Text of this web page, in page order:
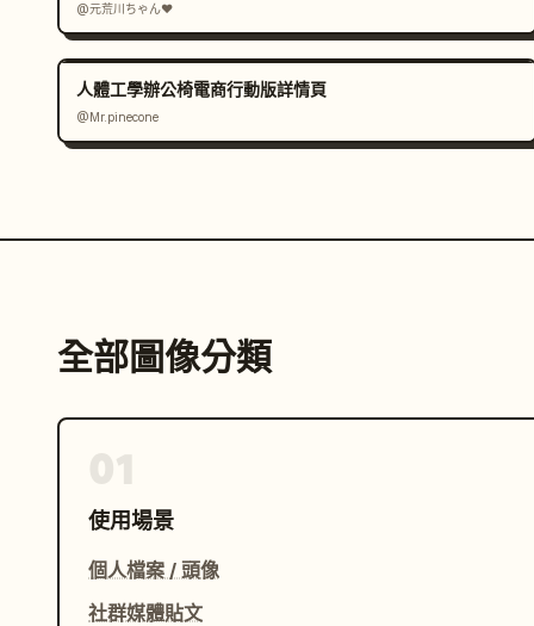
@元荒川ちゃん❤
人體工學辦公椅電商行動版詳情頁
@Mr.pinecone
全部圖像分類
使用場景
個人檔案 / 頭像
社群媒體貼文